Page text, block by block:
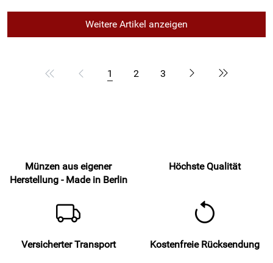
Weitere Artikel anzeigen
1 2 3
Münzen aus eigener
Herstellung - Made in Berlin
Höchste Qualität
Versicherter Transport Kostenfreie Rücksendung